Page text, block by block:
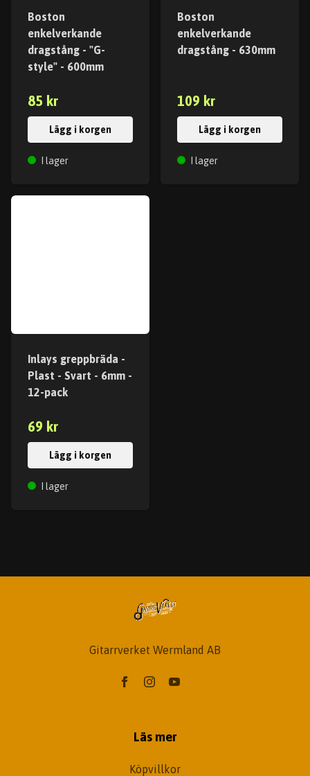
Boston
enkelverkande
dragstång - "G-
style" - 600mm
85 kr
Lägg i korgen
I lager
Boston
enkelverkande
dragstång - 630mm
109 kr
Lägg i korgen
I lager
Inlays greppbräda -
Plast - Svart - 6mm -
12-pack
69 kr
Lägg i korgen
I lager
Gitarrverket Wermland AB
Läs mer
Köpvillkor